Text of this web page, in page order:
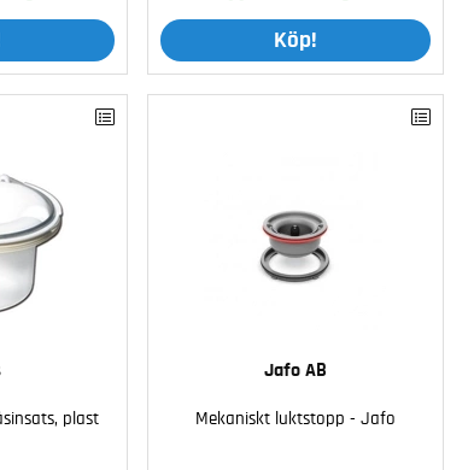
Köp!
plast
Jafo AB
Mekaniskt luktstopp - Jafo